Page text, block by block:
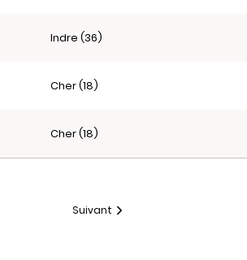
Indre (36)
Cher (18)
Cher (18)
Suivant